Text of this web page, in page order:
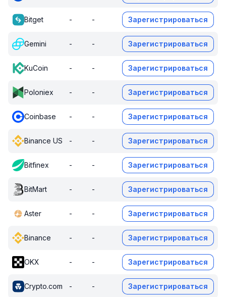
Bitget - - Зарегистрироваться
Gemini - - Зарегистрироваться
KuCoin - - Зарегистрироваться
Poloniex - - Зарегистрироваться
Coinbase - - Зарегистрироваться
Binance US - - Зарегистрироваться
Bitfinex - - Зарегистрироваться
BitMart - - Зарегистрироваться
Aster - - Зарегистрироваться
Binance - - Зарегистрироваться
OKX - - Зарегистрироваться
Crypto.com - - Зарегистрироваться